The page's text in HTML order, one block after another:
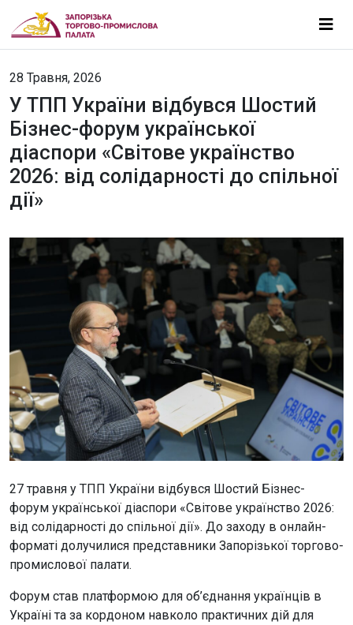
28 Травня, 2026
У ТПП України відбувся Шостий
Бізнес-форум української
діаспори «Світове українство
2026: від солідарності до спільної
дії»
27 травня у ТПП України відбувся Шостий Бізнес-
форум української діаспори «Світове українство 2026:
від солідарності до спільної дії». До заходу в онлайн-
форматі долучилися представники Запорізької торгово-
промислової палати.
Форум став платформою для об’єднання українців в
Україні та за кордоном навколо практичних дій для